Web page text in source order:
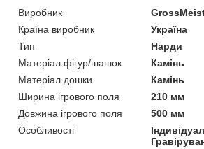
Виробник
Країна виробник
Україна
Тип
Нарди
Матеріал фігур/шашок
Камінь
Матеріал дошки
Камінь
Ширина ігрового поля
210 мм
Довжина ігрового поля
500 мм
Особливості